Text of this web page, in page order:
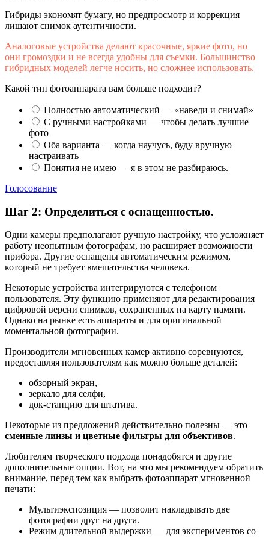
Гибриды экономят бумагу, но предпросмотр и коррекция
лишают снимок аутентичности.
Аналоговые устройства делают красочные, яркие фото, но
они громоздки и не всегда удобны для съемки. Большинство
гибридных моделей легче носить, но сложнее использовать.
Какой тип фотоаппарата вам больше подходит?
Полностью автоматический — «наведи и снимай»
С ручными настройками — чтобы делать лучшие
фото
Оба варианта — когда научусь, буду вручную
настраивать
Понятия не имею — я в этом не разбираюсь.
Голосование
Шаг 2: Определиться с оснащенностью.
Одни камеры предполагают ручную настройку, что усложняет
работу неопытным фотографам, но расширяет возможности
прибора. Другие оснащены автоматическим режимом,
который не требует вмешательства человека.
Некоторые устройства интегрируются с телефоном
пользователя. Эту функцию применяют для редактирования
цифровой версии снимков, сохраненных на карту памяти.
Однако на рынке есть аппараты и для оригинальной
моментальной фотографии.
Производители мгновенных камер активно соревнуются,
предоставляя пользователям как можно больше деталей:
обзорный экран,
зеркало для селфи,
док-станцию для штатива.
Некоторые из предложений действительно полезны — это
сменные линзы и цветные фильтры для объективов.
Любителям творческого подхода понадобятся и другие
дополнительные опции. Вот, на что мы рекомендуем обратить
внимание, перед тем как выбрать фотоаппарат мгновенной
печати:
Мультиэкспозиция — позволит накладывать две
фотографии друг на друга.
Режим длительной выдержки — для экспериментов со